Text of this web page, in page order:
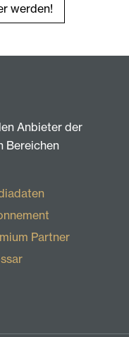
werden!
Anbieter der
Bereichen
Partner